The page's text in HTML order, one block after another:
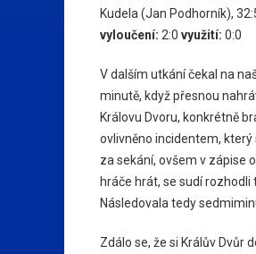
Kudela (Jan Podhorník),
vyloučení: 2:0 využití: 0:0
V dalším utkání čekal na
minutě, když přesnou
Královu Dvoru, konkrétně
ovlivněno incidentem,
za sekání, ovšem v zápise
hráče hrát, se sudí
Následovala tedy
Zdálo se, že si Králův Dvůr